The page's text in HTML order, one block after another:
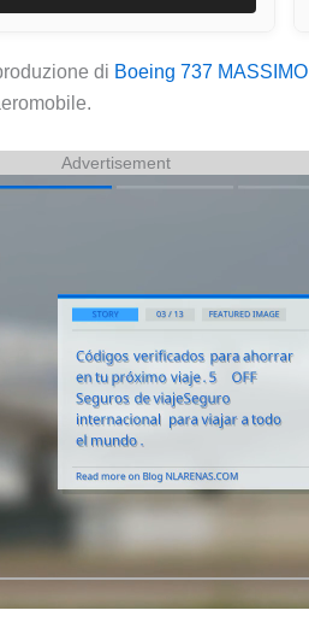
di Boeing 737 MASSIMO
Advertisement